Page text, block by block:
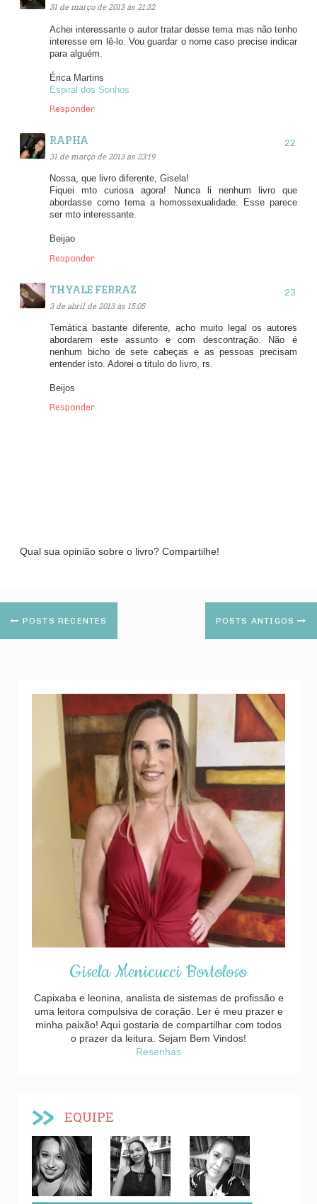
31 de março de 2013 às 21:32
Achei interessante o autor tratar desse tema mas não tenho
interesse em lê-lo. Vou guardar o nome caso precise indicar
para alguém.
Érica Martins
Espiral dos Sonhos
Responder
RAPHA
31 de março de 2013 às 23:19
Nossa, que livro diferente, Gisela!
Fiquei mto curiosa agora! Nunca li nenhum livro que
abordasse como tema a homossexualidade. Esse parece
ser mto interessante.
Beijao
Responder
THYALE FERRAZ
3 de abril de 2013 às 15:05
Temática bastante diferente, acho muito legal os autores
abordarem este assunto e com descontração. Não é
nenhum bicho de sete cabeças e as pessoas precisam
entender isto. Adorei o titulo do livro, rs.
Beijos
Responder
Qual sua opinião sobre o livro? Compartilhe!
POSTS RECENTES POSTS ANTIGOS
Gisela Menicucci Bortoloso
Capixaba e leonina, analista de sistemas de profissão e
uma leitora compulsiva de coração. Ler é meu prazer e
minha paixão! Aqui gostaria de compartilhar com todos
o prazer da leitura. Sejam Bem Vindos!
Resenhas
EQUIPE